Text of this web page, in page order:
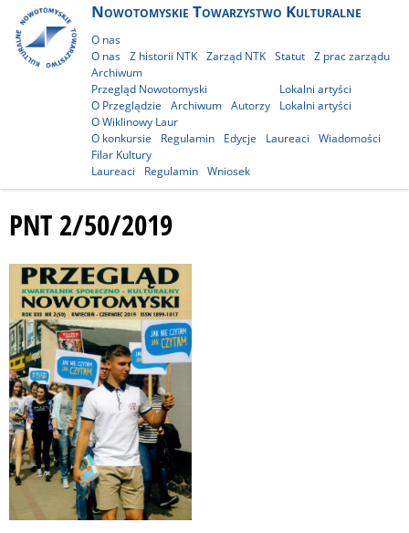
Nowotomyskie Towarzystwo Kulturalne
O nas
O nas Z historii NTK Zarząd NTK Statut Z prac zarządu
Archiwum
Przegląd Nowotomyski
O Przeglądzie
Archiwum Autorzy
Lokalni artyści
Lokalni artyści
O Wiklinowy Laur
O konkursie
Regulamin Edycje Laureaci
Wiadomości
Filar Kultury
Laureaci
Regulamin Wniosek
PNT 2/50/2019